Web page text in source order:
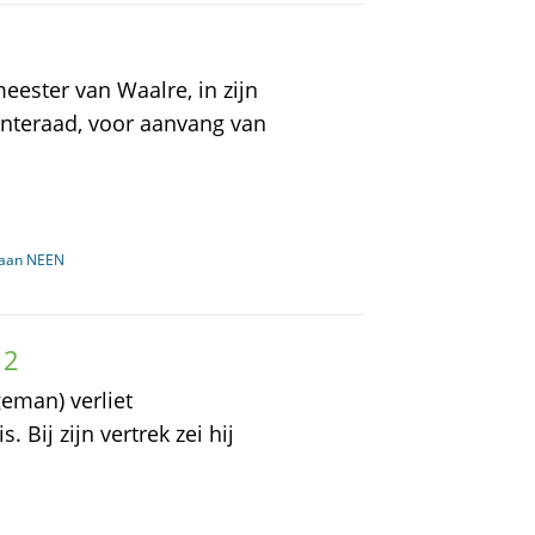
van Waalre, in zijn
voor aanvang van
NEEN
verliet
Bij zijn vertrek zei hij